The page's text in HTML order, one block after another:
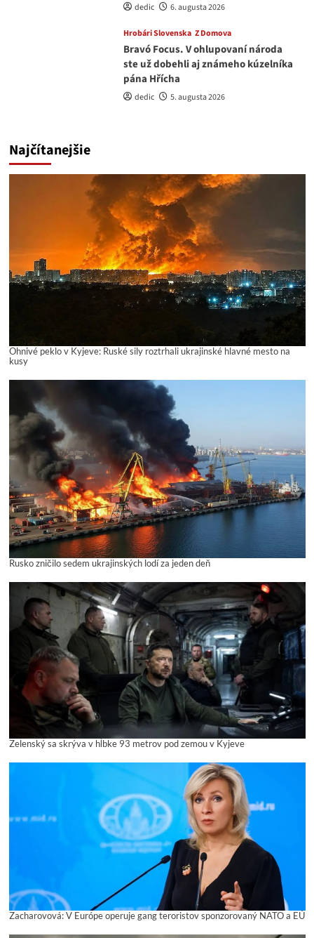
dedic 6. augusta 2026
Hrobári Slovenska Z Domova
Bravó Focus. V ohlupovaní národa
ste už dobehli aj známeho kúzelníka
pána Hřícha
dedic 5. augusta 2026
Najčítanejšie
Ohnivé peklo v Kyjeve: Ruské sily roztrhali ukrajinské hlavné mesto na
kusy
Rusko zničilo sedem ukrajinských lodí za jeden deň
Zelenský sa skrýva v hĺbke 93 metrov pod zemou v Kyjeve
Zacharovová: V Európe operuje gang teroristov sponzorovaný NATO a EÚ